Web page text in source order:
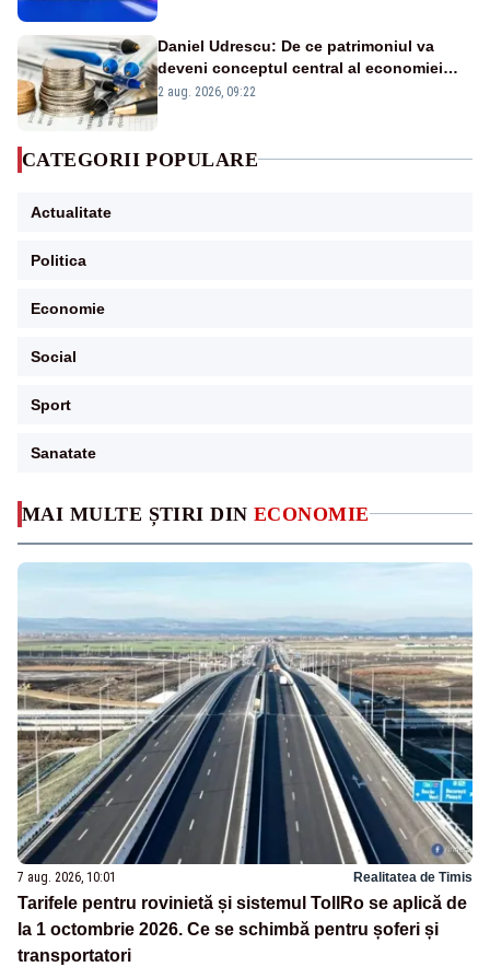
MAI MULTE ȘTIRI DIN ECONOMIE
7 aug. 2026, 10:01 Realitatea de Timis
Tarifele pentru rovinietă și sistemul TollRo se aplică de
la 1 octombrie 2026. Ce se schimbă pentru șoferi și
transportatori
Daniel Udrescu: De ce patrimoniul va
deveni conceptul central al economiei
viitoare?
2 aug. 2026, 09:22
CATEGORII POPULARE
Actualitate
Politica
Economie
Social
Sport
Sanatate